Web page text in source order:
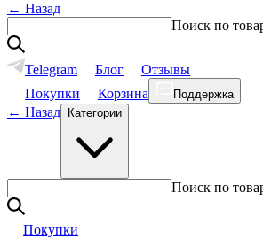
← Назад
Поиск по
Telegram Блог
Отзывы
Покупки
Корзина Поддержка
← Назад Категории
Поиск по
Покупки